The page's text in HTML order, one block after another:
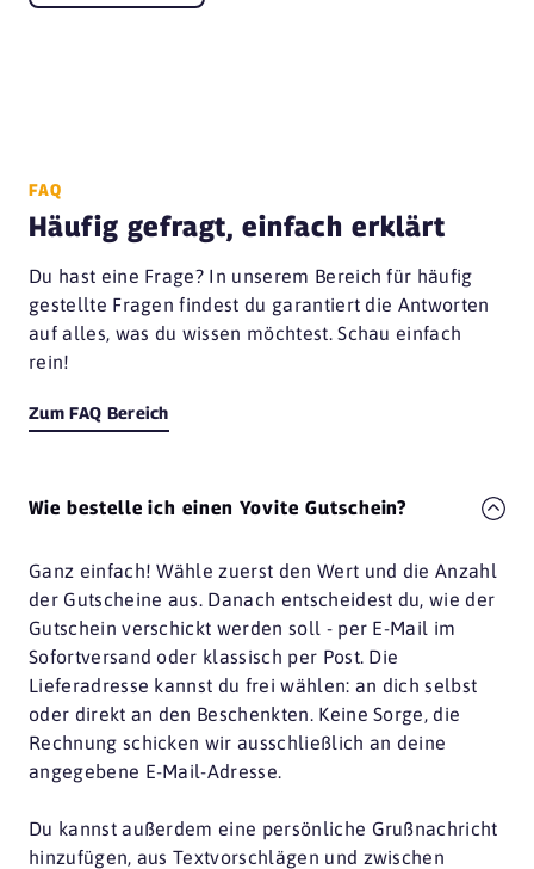
FAQ
Häufig gefragt, einfach erklärt
Du hast eine Frage? In unserem Bereich für häufig
gestellte Fragen findest du garantiert die Antworten
auf alles, was du wissen möchtest. Schau einfach
rein!
Zum FAQ Bereich
Wie bestelle ich einen Yovite Gutschein?
Ganz einfach! Wähle zuerst den Wert und die Anzahl
der Gutscheine aus. Danach entscheidest du, wie der
Gutschein verschickt werden soll - per E-Mail im
Sofortversand oder klassisch per Post. Die
Lieferadresse kannst du frei wählen: an dich selbst
oder direkt an den Beschenkten. Keine Sorge, die
Rechnung schicken wir ausschließlich an deine
angegebene E-Mail-Adresse.
Du kannst außerdem eine persönliche Grußnachricht
hinzufügen, aus Textvorschlägen und zwischen